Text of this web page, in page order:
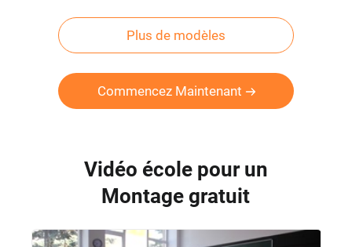
Plus de modèles
Commencez Maintenant
Vidéo école pour un
Montage gratuit